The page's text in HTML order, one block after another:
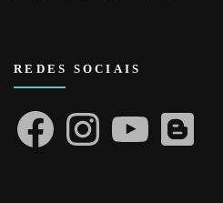
REDES SOCIAIS
FacebookInstagramYouTube Blogger